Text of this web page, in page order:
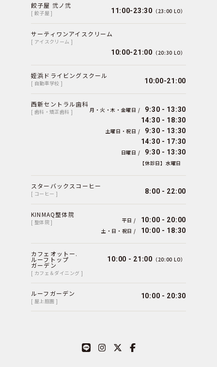
餃子屋 弐ノ弐
[ 餃子屋 ] 11:00-23:30 （23:00 LO）
サーティワンアイスクリーム
[ アイスクリーム ]
10:00-21:00 （20:30 LO）
姪浜ドライビングスクール
[ 自動車学校 ] 10:00-21:00
西新セントラル歯科
[ 歯科・矯正歯科 ] 月・火・木・金曜日 /
9:30 - 13:30
14:30 - 18:30
土曜日・祝日 /
9:30 - 13:30
14:30 - 17:30
日曜日 / 9:30 - 13:30
【休診日】水曜日
スターバックスコーヒー
[ コーヒー ] 8:00 - 22:00
KINMAQ整体院
[ 整体院 ] 平日 / 10:00 - 20:00
土・日・祝日 / 10:00 - 18:30
カフェオットー.
ルーフトップ
ガーデン
[ カフェ＆ダイニング ]
10:00 - 21:00 （20:00 LO）
ルーフガーデン
[ 屋上庭園 ]
10:00 - 20:30